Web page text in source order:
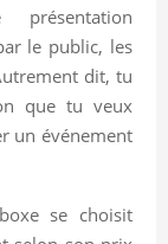
le public, les
dit, tu
que tu veux
un événement
se choisit